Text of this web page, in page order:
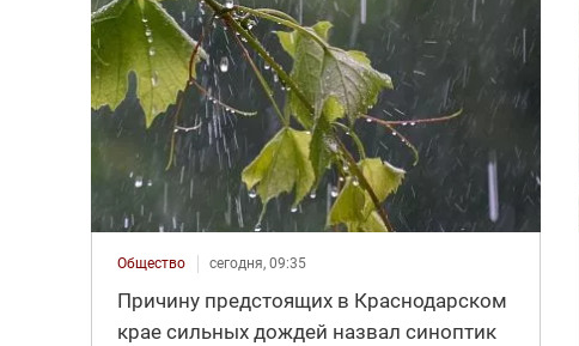
Общество сегодня, 09:35
Причину предстоящих в Краснодарском
крае сильных дождей назвал синоптик